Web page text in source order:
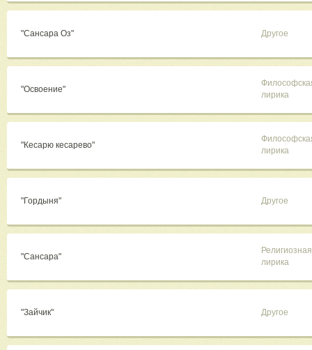
"Сансара Оз" Другое
"Освоение"
лирика
"Кесарю кесарево"
лирика
"Гордыня" Другое
"Сансара"
Религиозная
лирика
"Зайчик" Другое